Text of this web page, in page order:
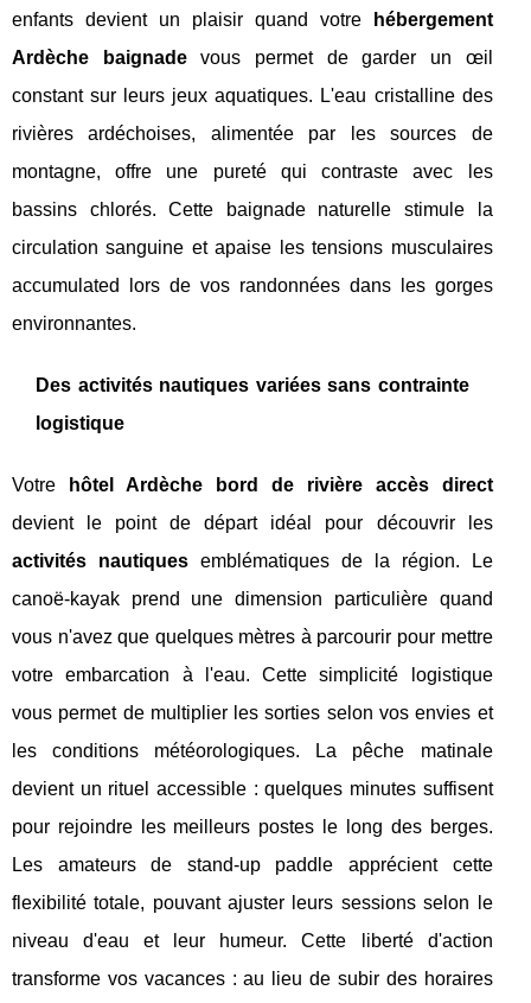
enfants devient un plaisir quand votre
hébergement
Ardèche baignadevous permet de garder un œil
constant sur leurs jeux aquatiques. L'eau cristalline des
rivières ardéchoises, alimentée par les sources de
montagne, offre une pureté qui contraste avec les
bassins chlorés. Cette baignade naturelle stimule la
circulation sanguine et apaise les tensions musculaires
accumulated lors de vos randonnées dans les gorges
environnantes.
Des activités nautiques variées sans contrainte
logistique
Votre
hôtel Ardèche bord de rivière accès direct
devient le point de départ idéal pour découvrir les
activités nautiquesemblématiques de la région. Le
canoë-kayak prend une dimension particulière quand
vous n'avez que quelques mètres à parcourir pour mettre
votre embarcation à l'eau. Cette simplicité logistique
vous permet de multiplier les sorties selon vos envies et
les conditions météorologiques. La pêche matinale
devient un rituel accessible : quelques minutes suffisent
pour rejoindre les meilleurs postes le long des berges.
Les amateurs de stand-up paddle apprécient cette
flexibilité totale, pouvant ajuster leurs sessions selon le
niveau d'eau et leur humeur. Cette liberté d'action
transforme vos vacances : au lieu de subir des horaires